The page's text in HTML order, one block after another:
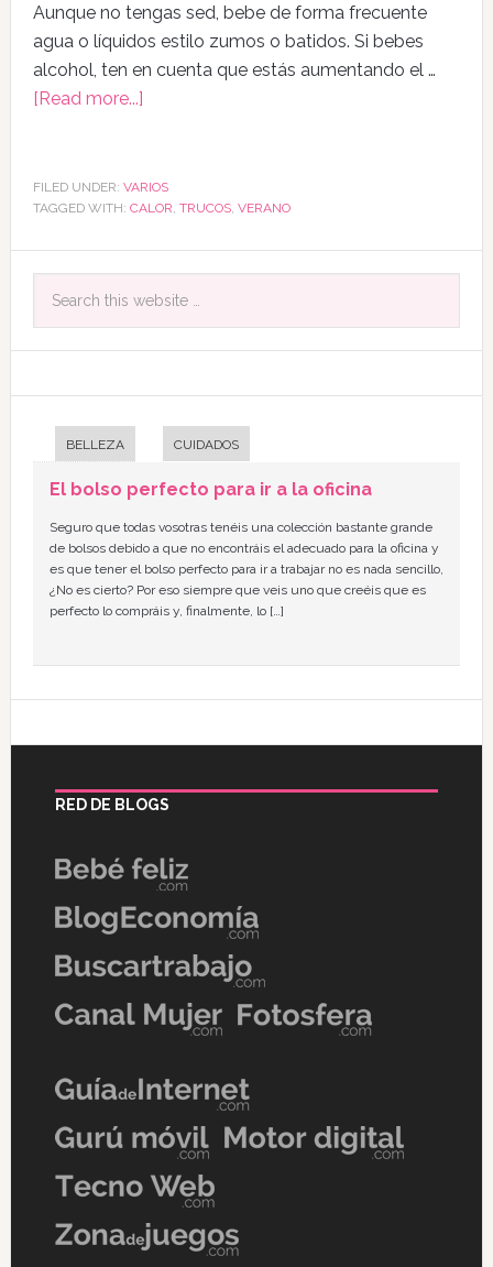
Aunque no tengas sed, bebe de forma frecuente
agua o líquidos estilo zumos o batidos. Si bebes
alcohol, ten en cuenta que estás aumentando el …
[Read more...]
FILED UNDER: VARIOS
TAGGED WITH: CALOR, TRUCOS, VERANO
BELLEZA CUIDADOS
El bolso perfecto para ir a la oficina
Seguro que todas vosotras tenéis una colección bastante grande
de bolsos debido a que no encontráis el adecuado para la oficina y
es que tener el bolso perfecto para ir a trabajar no es nada sencillo,
¿No es cierto? Por eso siempre que veis uno que creéis que es
perfecto lo compráis y, finalmente, lo […]
RED DE BLOGS